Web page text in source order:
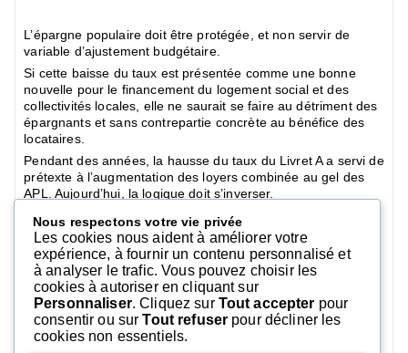
L’épargne populaire doit être protégée, et non servir de
variable d’ajustement budgétaire.
Si cette baisse du taux est présentée comme une bonne
nouvelle pour le financement du logement social et des
collectivités locales, elle ne saurait se faire au détriment des
épargnants et sans contrepartie concrète au bénéfice des
locataires.
Pendant des années, la hausse du taux du Livret A a servi de
prétexte à l’augmentation des loyers combinée au gel des
APL. Aujourd’hui, la logique doit s’inverser.
La baisse du taux du Livret A doit se traduire par une
baisse des loyers.
La CNL interpelle une nouvelle fois Emmanuelle Cosse,
présidente de l’Union sociale pour l’habitat, ainsi que
l’ensemble des bailleurs sociaux : Pour que la promesse
Nous respectons votre vie privée
Les cookies nous aident à améliorer votre
expérience, à fournir un contenu personnalisé et
à analyser le trafic. Vous pouvez choisir les
cookies à autoriser en cliquant sur
Personnaliser. Cliquez sur Tout accepter pour
consentir ou surTout refuser pour décliner les
cookies non essentiels.